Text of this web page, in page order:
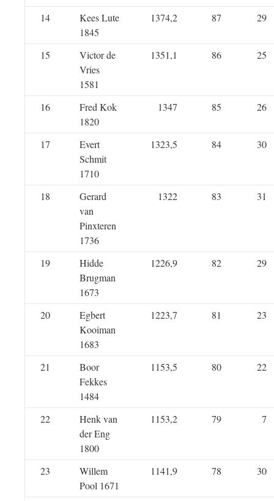
14
Kees Lute
1845
1374,2 87 29
15
Victor de
Vries
1581
1351,1 86 25
16
Fred Kok
1820
1347 85 26
17
Evert
Schmit
1710
1323,5 84 30
18
Gerard
van
Pinxteren
1736
1322 83 31
19
Hidde
Brugman
1673
1226,9 82 29
20
Egbert
Kooiman
1683
1223,7 81 23
21
Boor
Fekkes
1484
1153,5 80 22
22
Henk van
der Eng
1800
1153,2 79 7
23
Willem
Pool 1671
1141,9 78 30